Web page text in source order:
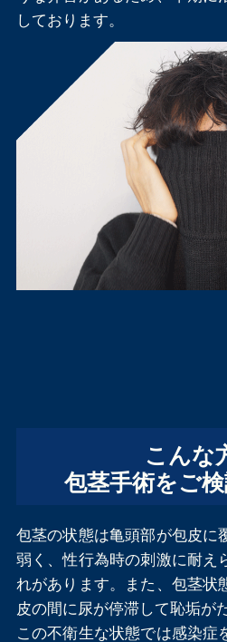
しております。
こんな
包茎手術をご
包茎の状態は亀頭部が包皮に
弱く、性行為時の刺激に耐え
れがあります。また、包茎状
皮の間に尿が停滞して恥垢が
この不衛生な状態では感染症